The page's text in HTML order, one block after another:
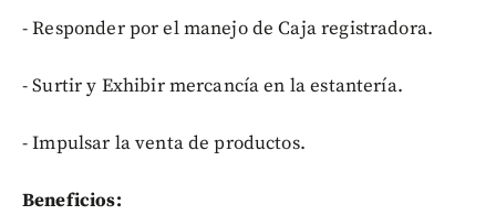
- Responder por el manejo de Caja registradora.
- Surtir y Exhibir mercancía en la estantería.
- Impulsar la venta de productos.
Beneficios: